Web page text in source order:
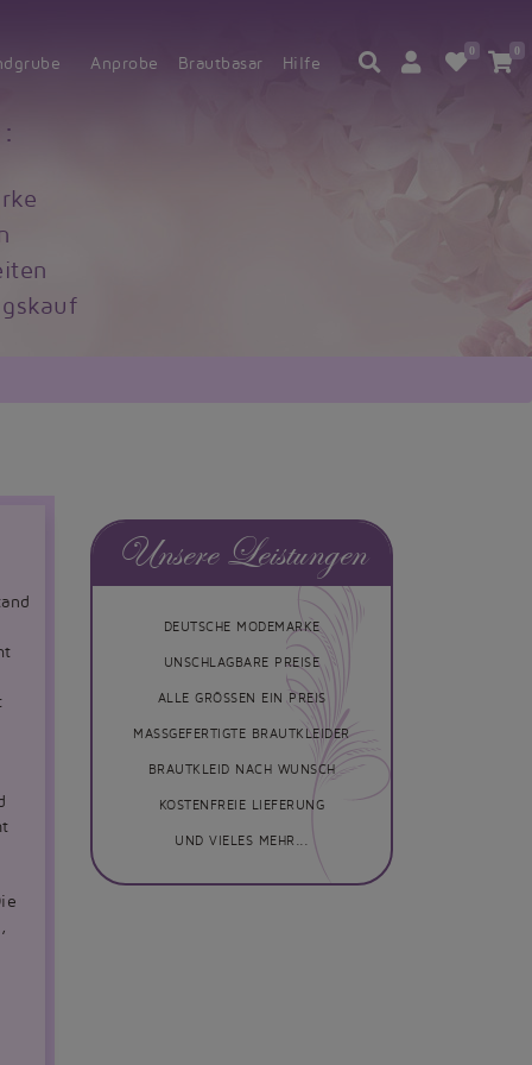
Anprobe Brautbasar Hilfe
0 0
Unsere Leistungen
DEUTSCHE MODEMARKE
UNSCHLAGBARE PREISE
ALLE GRÖSSEN EIN PREIS
MASSGEFERTIGTE BRAUTKLEIDER
BRAUTKLEID NACH WUNSCH
KOSTENFREIE LIEFERUNG
UND VIELES MEHR...